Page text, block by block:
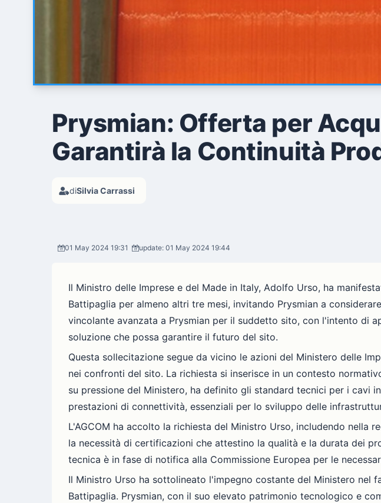
Prysmian: Offerta per
Garantirà la Continuità
diSilvia Carrassi
01 May 2024 19:31 update: 01 May 2024 19:44
Il Ministro delle Imprese e del Made in Italy, Adolfo Urso, ha
Battipaglia per almeno altri tre mesi, invitando Prysmian a
vincolante avanzata a Prysmian per il suddetto sito, con l'intento di
soluzione che possa garantire il futuro del sito.
Questa sollecitazione segue da vicino le azioni del Ministero delle
nei confronti del sito. La richiesta si inserisce in un contesto
su pressione del Ministero, ha definito gli standard tecnici per i cavi
prestazioni di connettività, essenziali per lo sviluppo delle
L'AGCOM ha accolto la richiesta del Ministro Urso, includendo
la necessità di certificazioni che attestino la qualità e la durata dei
tecnica è in fase di notifica alla Commissione Europea per le
Il Ministro Urso ha sottolineato l'impegno costante del Ministero nel
Battipaglia. Prysmian, con il suo elevato patrimonio tecnologico e